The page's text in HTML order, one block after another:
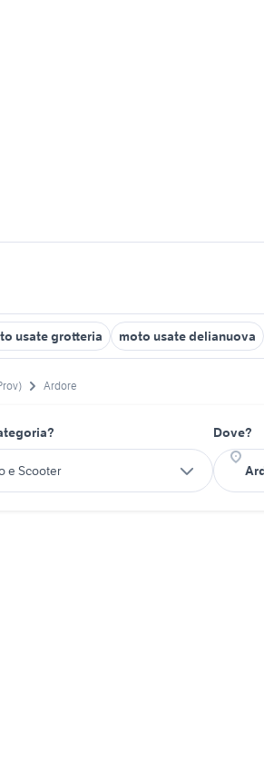
usate grotteria moto usate delianuova
Ardore
e Scooter
Dove?